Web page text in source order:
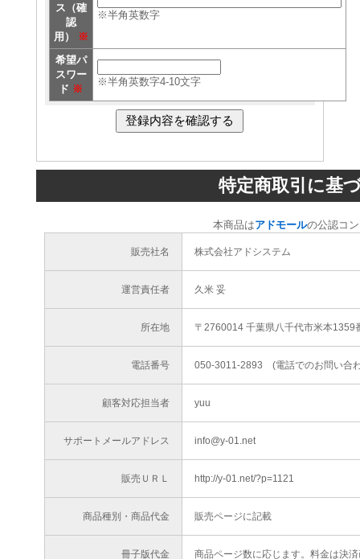
ス（確
認
用）
※
※半角英数字
希望パ
スワー
ド ※
※半角英数字4-10文字
特定商取引に基
本商品はアドモールの公認コ
販売社名 株式会社アドシステム
運営責任者 久米 妥
所在地 〒2760014 千葉県八千代市米本1359
電話番号 050-3011-2893 (電話でのお問い合
顧客対応担当者 yuu
サポートメールアドレス info@y-01.net
販売ＵＲＬ http://y-01.net/?p=1121
商品種別・商品代金 販売ページに記載
冊子版代金 商品ページ数に応じます。料金は決